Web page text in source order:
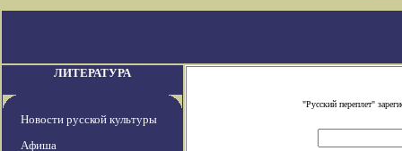
ЛИТЕРАТУРА
Новости русской культуры
Афиша
"Русский переплет"